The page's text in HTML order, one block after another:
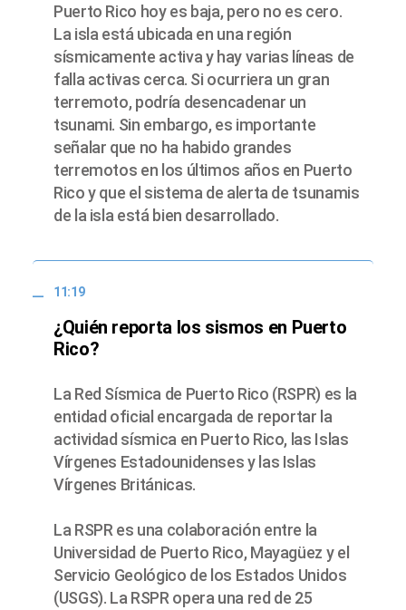
Puerto Rico hoy es baja, pero no es cero.
La isla está ubicada en una región
sísmicamente activa y hay varias líneas de
falla activas cerca. Si ocurriera un gran
terremoto, podría desencadenar un
tsunami. Sin embargo, es importante
señalar que no ha habido grandes
terremotos en los últimos años en Puerto
Rico y que el sistema de alerta de tsunamis
de la isla está bien desarrollado.
11:19
¿Quién reporta los sismos en Puerto
Rico?
La Red Sísmica de Puerto Rico (RSPR) es la
entidad oficial encargada de reportar la
actividad sísmica en Puerto Rico, las Islas
Vírgenes Estadounidenses y las Islas
Vírgenes Británicas.
La RSPR es una colaboración entre la
Universidad de Puerto Rico, Mayagüez y el
Servicio Geológico de los Estados Unidos
(USGS). La RSPR opera una red de 25